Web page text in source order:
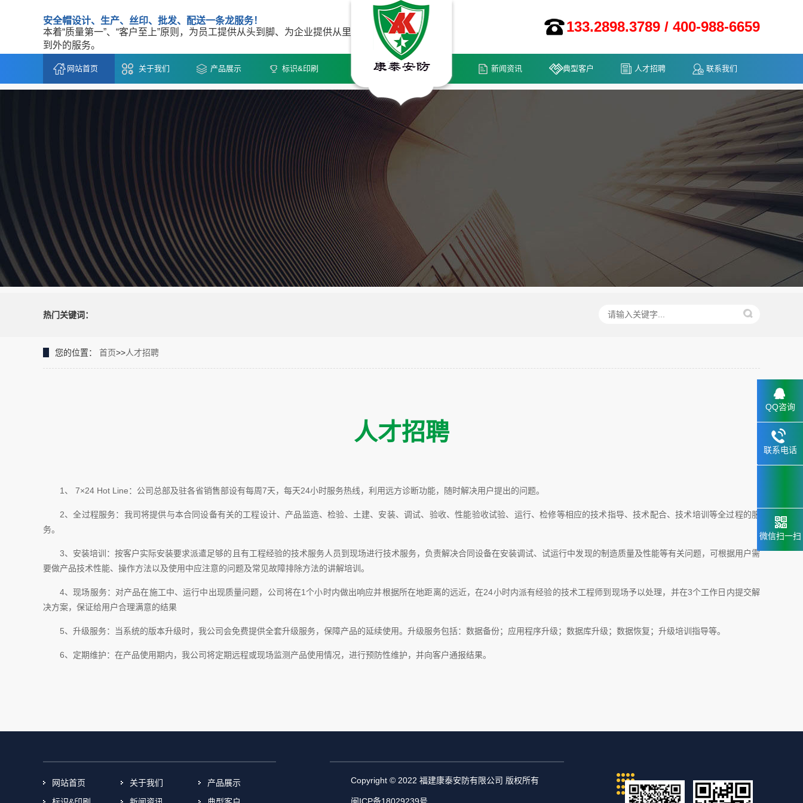
安全帽设计、生产、丝印、批发、配送一条龙服务！
本着“质量第一”、“客户至上”原则，为员工提供从头到脚、为企业提供从里
到外的服务。
133.2898.3789 / 400-988-6659
网站首页 关于我们 产品展示 标识&印刷 新闻资讯 典型客户 人才招聘 联系我们
热门关键词：
您的位置： 首页>>人才招聘
人才招聘
1、 7×24 Hot Line：公司总部及驻各省销售部设有每周7天，每天24小时服务热线，利用远方诊断功能，随时解决用户提出的问题。
2、全过程服务：我司将提供与本合同设备有关的工程设计、产品监造、检验、土建、安装、调试、验收、性能验收试验、运行、检修等相应的技术指导、技术配合、技术培训等全过程的服
务。
3、安装培训：按客户实际安装要求派遣足够的且有工程经验的技术服务人员到现场进行技术服务，负责解决合同设备在安装调试、试运行中发现的制造质量及性能等有关问题，可根据用户需
要做产品技术性能、操作方法以及使用中应注意的问题及常见故障排除方法的讲解培训。
4、现场服务：对产品在施工中、运行中出现质量问题，公司将在1个小时内做出响应并根据所在地距离的远近，在24小时内派有经验的技术工程师到现场予以处理，并在3个工作日内提交解
决方案，保证给用户合理满意的结果
5、升级服务：当系统的版本升级时，我公司会免费提供全套升级服务，保障产品的延续使用。升级服务包括：数据备份；应用程序升级；数据库升级；数据恢复；升级培训指导等。
6、定期维护：在产品使用期内，我公司将定期远程或现场监测产品使用情况，进行预防性维护，并向客户通报结果。
网站首页 关于我们
产品展示
Copyright © 2022 福建康泰安防有限公司 版权所有
QQ咨询
联系电话
微信扫一扫